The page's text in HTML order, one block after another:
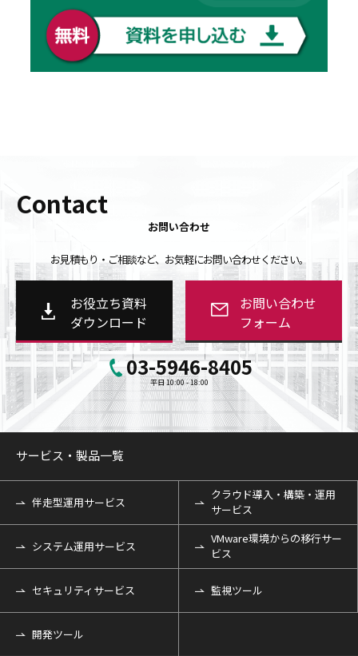
Contact
お問い合わせ
お見積もり・ご相談など、お気軽にお問い合わせください。
お役立ち資料
ダウンロード
お問い合わせ
フォーム
03-5946-8405
平日 10:00 - 18:00
サービス・製品一覧
伴走型運用サービス
クラウド導入・構築・運用
サービス
システム運用サービス
VMware環境からの移行サー
ビス
セキュリティサービス 監視ツール
開発ツール